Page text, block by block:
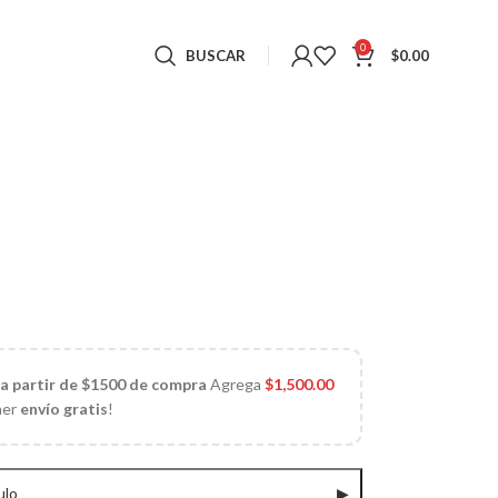
BUSCAR 0 $0.00
partir de $1500 de compra Agrega$1,500.00
envío gratis!
▶